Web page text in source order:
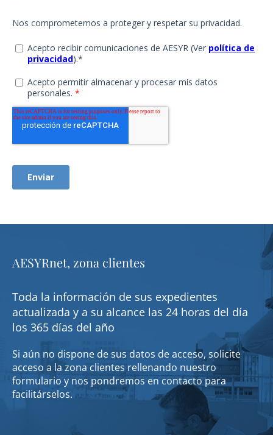
AESYRnet, zona clientes
Toda la información de sus expedientes
actualizada y a su alcance las 24 horas del día
los 365 días del año
Si aún no dispone de sus datos de acceso, solicite
acceso a la zona clientes rellenando nuestro
formulario y nos pondremos en contacto para
facilitárselos.